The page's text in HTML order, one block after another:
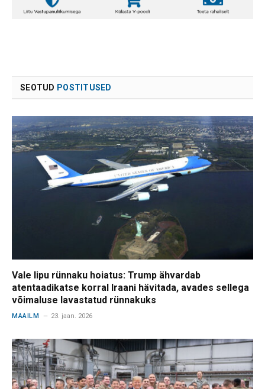
SEOTUD POSTITUSED
Vale lipu rünnaku hoiatus: Trump ähvardab
atentaadikatse korral Iraani hävitada, avades sellega
võimaluse lavastatud rünnakuks
MAAILM 23. jaan. 2026